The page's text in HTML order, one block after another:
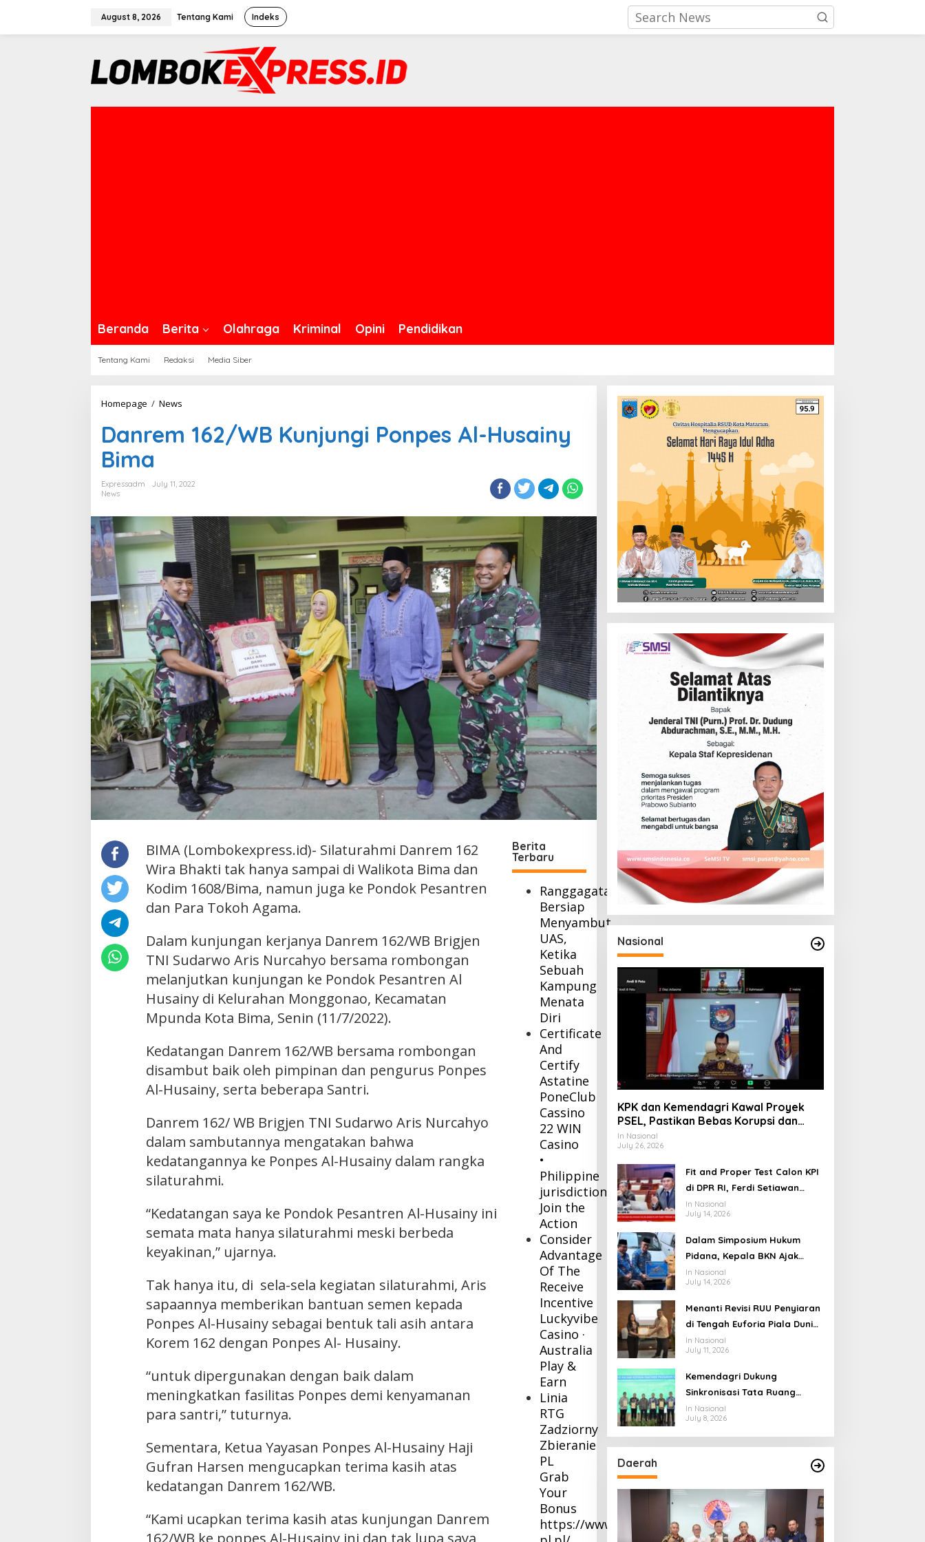
content
August 8, 2026 Tentang Kami Indeks
Beranda Berita Olahraga Kriminal Opini Pendidikan
Tentang Kami Redaksi Media Siber
Homepage / News
Kunjungi
Husainy
Danrem 162/WB Kunjungi Ponpes Al-Husainy
Bima
Expressadm
July 11, 2022
News
BIMA (Lombokexpress.id)- Silaturahmi Danrem 162
Wira Bhakti tak hanya sampai di Walikota Bima dan
Kodim 1608/Bima, namun juga ke Pondok Pesantren
dan Para Tokoh Agama.
Dalam kunjungan kerjanya Danrem 162/WB Brigjen
TNI Sudarwo Aris Nurcahyo bersama rombongan
melanjutkan kunjungan ke Pondok Pesantren Al
Husainy di Kelurahan Monggonao, Kecamatan
Mpunda Kota Bima, Senin (11/7/2022).
Kedatangan Danrem 162/WB bersama rombongan
disambut baik oleh pimpinan dan pengurus Ponpes
Al-Husainy, serta beberapa Santri.
Danrem 162/ WB Brigjen TNI Sudarwo Aris Nurcahyo
dalam sambutannya mengatakan bahwa
kedatangannya ke Ponpes Al-Husainy dalam rangka
silaturahmi.
“Kedatangan saya ke Pondok Pesantren Al-Husainy ini
semata mata hanya silaturahmi meski berbeda
keyakinan,” ujarnya.
Tak hanya itu, di sela-sela kegiatan silaturahmi, Aris
sapaannya memberikan bantuan semen kepada
Ponpes Al-Husainy sebagai bentuk tali asih antara
Korem 162 dengan Ponpes Al- Husainy.
“untuk dipergunakan dengan baik dalam
meningkatkan fasilitas Ponpes demi kenyamanan
para santri,” tuturnya.
Sementara, Ketua Yayasan Ponpes Al-Husainy Haji
Gufran Harsen mengucapkan terima kasih atas
kedatangan Danrem 162/WB.
“Kami ucapkan terima kasih atas kunjungan Danrem
162/WB ke ponpes Al-Husainy ini dan tak lupa saya
Berita
Terbaru
Ranggagata
Bersiap
Menyambut
UAS,
Ketika
Sebuah
Kampung
Menata
Diri
Certificate
And
Certify
Astatine
PoneClub
Cassino
22 WIN
Casino
•
Philippine
jurisdiction
Join the
Action
Consider
Advantage
Of The
Receive
Incentive
Luckyvibe
Casino ·
Australia
Play &
Earn
Linia
RTG
Zadziorny
Zbieranie
PL
Grab
Your
Bonus
https://www.pelicankasyno-
Nasional
KPK dan Kemendagri Kawal Proyek
PSEL, Pastikan Bebas Korupsi dan
Gunakan Teknologi Ramah
Lingkungan
In Nasional
July 26, 2026
Fit and Proper Test Calon KPI
di DPR RI, Ferdi Setiawan
Jelaskan Gagasan
Transformasi Menuju
Ekosistem Penyiaran yang
Adaptif
In Nasional
July 14, 2026
Dalam Simposium Hukum
Pidana, Kepala BKN Ajak
Akademisi Jadi Mitra
Pencegahan Tindak Pidana di
Birokrasi
In Nasional
July 14, 2026
Menanti Revisi RUU Penyiaran
di Tengah Euforia Piala Dunia
2026, Akademisi: Jangan
Terus Jadi “Messi dan
Ronaldo” Legislasi
In Nasional
July 11, 2026
Kemendagri Dukung
Sinkronisasi Tata Ruang
Perbatasan RI-Malaysia di
Segmen Sinapad-Sesai
In Nasional
July 8, 2026
Daerah